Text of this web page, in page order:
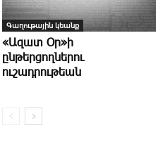
Գաղութային կեանք
«Ազատ Օր»ի
ընթերցողներու
ուշադրութեան